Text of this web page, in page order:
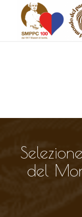
del